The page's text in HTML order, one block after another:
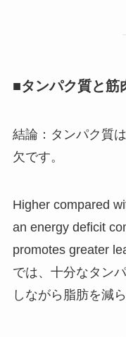
■タンパク質と筋
結論：タンパク質
欠です。
Higher compared
an energy deficit
promotes greater
では、十分なタン
しながら脂肪を減